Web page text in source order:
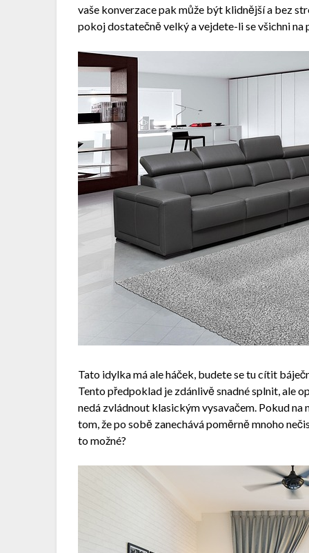
vaše konverzace pak může být klidnější a bez
pokoj dostatečně velký a vejdete-li se všichni na
Tato idylka má ale háček, budete se tu cítit
Tento předpoklad je zdánlivě snadné splnit, ale
nedá zvládnout klasickým vysavačem. Pokud
tom, že po sobě zanechává poměrně mnoho
to možné?